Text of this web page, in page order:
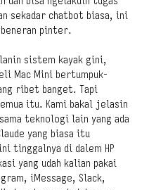
sekadar chatbot biasa, ini
pinter.
sistem kayak gini,
Mac Mini bertumpuk-
ribet banget. Tapi
itu. Kami bakal jelasin
teknologi lain yang ada
yang biasa itu
tinggalnya di dalem HP
yang udah kalian pakai
iMessage, Slack,